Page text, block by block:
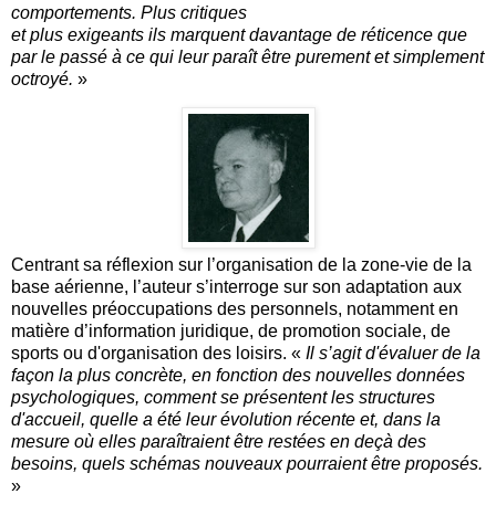
comportements. Plus critiques
et plus exigeants ils marquent davantage de réticence que
par le passé à ce qui leur paraît être purement et simplement
octroyé. »
Centrant sa réflexion sur l’organisation de la zone-vie de la
base aérienne, l’auteur s’interroge sur son adaptation aux
nouvelles préoccupations des personnels, notamment en
matière d’information juridique, de promotion sociale, de
sports ou d'organisation des loisirs. « Il s’agit d'évaluer de la
façon la plus concrète, en fonction des nouvelles données
psychologiques, comment se présentent les structures
d'accueil, quelle a été leur évolution récente et, dans la
mesure où elles paraîtraient être restées en deçà des
besoins, quels schémas nouveaux pourraient être proposés.
»